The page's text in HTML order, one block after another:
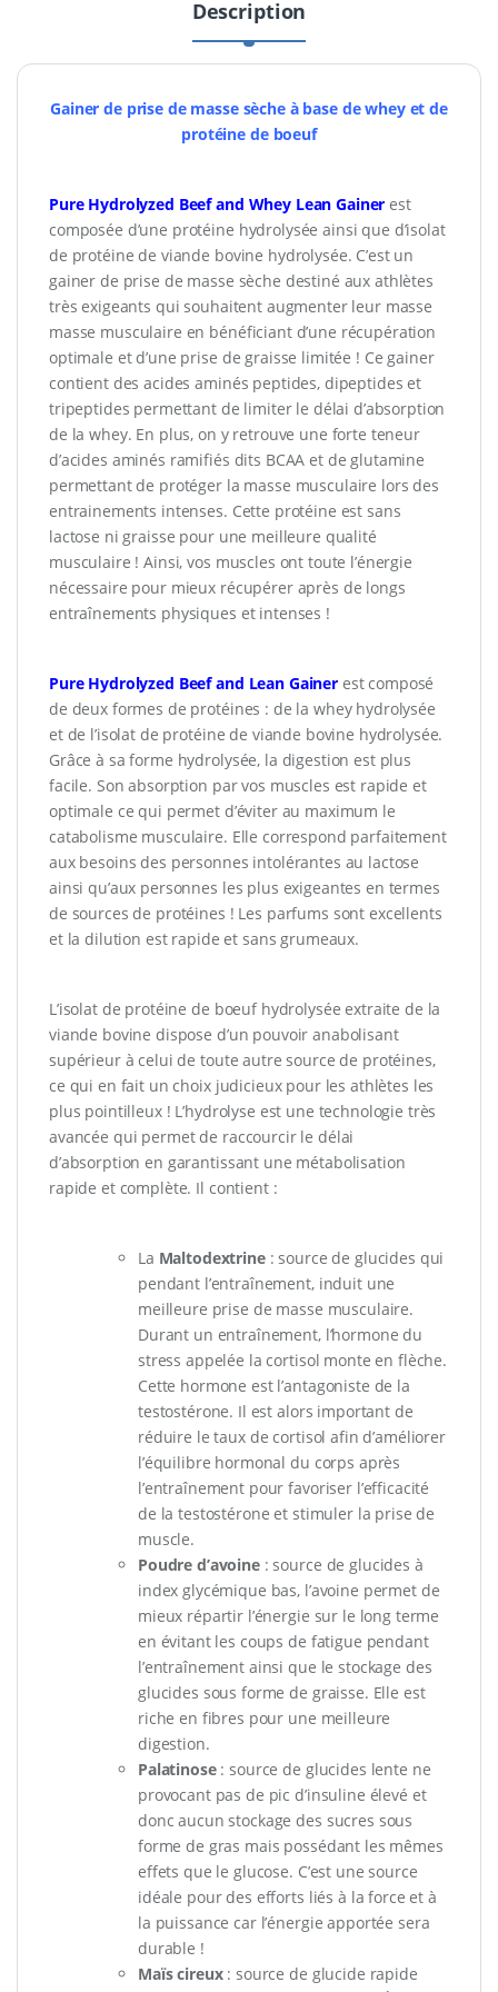
Description
Gainer de prise de masse sèche à base de whey et de
protéine de boeuf
Pure Hydrolyzed Beef and Whey Lean Gainer est
composée d’une protéine hydrolysée ainsi que d’isolat
de protéine de viande bovine hydrolysée. C’est un
gainer de prise de masse sèche destiné aux athlètes
très exigeants qui souhaitent augmenter leur masse
masse musculaire en bénéficiant d’une récupération
optimale et d’une prise de graisse limitée ! Ce gainer
contient des acides aminés peptides, dipeptides et
tripeptides permettant de limiter le délai d’absorption
de la whey. En plus, on y retrouve une forte teneur
d’acides aminés ramifiés dits BCAA et de glutamine
permettant de protéger la masse musculaire lors des
entrainements intenses. Cette protéine est sans
lactose ni graisse pour une meilleure qualité
musculaire ! Ainsi, vos muscles ont toute l’énergie
nécessaire pour mieux récupérer après de longs
entraînements physiques et intenses !
Pure Hydrolyzed Beef and Lean Gainerest composé
de deux formes de protéines : de la whey hydrolysée
et de l’isolat de protéine de viande bovine hydrolysée.
Grâce à sa forme hydrolysée, la digestion est plus
facile. Son absorption par vos muscles est rapide et
optimale ce qui permet d’éviter au maximum le
catabolisme musculaire. Elle correspond parfaitement
aux besoins des personnes intolérantes au lactose
ainsi qu’aux personnes les plus exigeantes en termes
de sources de protéines ! Les parfums sont excellents
et la dilution est rapide et sans grumeaux.
L’isolat de protéine de boeuf hydrolysée extraite de la
viande bovine dispose d’un pouvoir anabolisant
supérieur à celui de toute autre source de protéines,
ce qui en fait un choix judicieux pour les athlètes les
plus pointilleux ! L’hydrolyse est une technologie très
avancée qui permet de raccourcir le délai
d’absorption en garantissant une métabolisation
rapide et complète. Il contient :
La Maltodextrine: source de glucides qui
pendant l’entraînement, induit une
meilleure prise de masse musculaire.
Durant un entraînement, l’hormone du
stress appelée la cortisol monte en flèche.
Cette hormone est l’antagoniste de la
testostérone. Il est alors important de
réduire le taux de cortisol afin d’améliorer
l’équilibre hormonal du corps après
l’entraînement pour favoriser l’efficacité
de la testostérone et stimuler la prise de
muscle.
Poudre d’avoine: source de glucides à
index glycémique bas, l’avoine permet de
mieux répartir l’énergie sur le long terme
en évitant les coups de fatigue pendant
l’entraînement ainsi que le stockage des
glucides sous forme de graisse. Elle est
riche en fibres pour une meilleure
digestion.
Palatinose: source de glucides lente ne
provocant pas de pic d’insuline élevé et
donc aucun stockage des sucres sous
forme de gras mais possédant les mêmes
effets que le glucose. C’est une source
idéale pour des efforts liés à la force et à
la puissance car l’énergie apportée sera
durable !
Maïs cireux: source de glucide rapide